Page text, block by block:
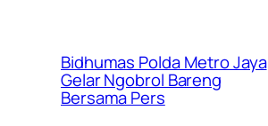
Bidhumas Polda Metro Jaya
Gelar Ngobrol Bareng
Bersama Pers